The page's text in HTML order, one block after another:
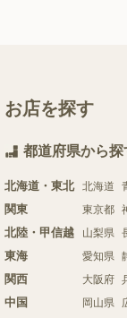
お店を探す
都道府県から探
北海道・東北 北海道
関東 東京都
北陸・甲信越 山梨県
東海 愛知県
関西 大阪府
中国 岡山県